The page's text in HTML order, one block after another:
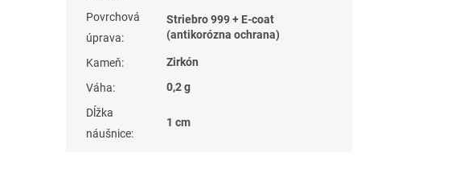
Povrchová
úprava:
Striebro 999 + E-coat
(antikorózna ochrana)
Kameň:
Zirkón
Váha:
0,2 g
Dĺžka
náušnice:
1 cm